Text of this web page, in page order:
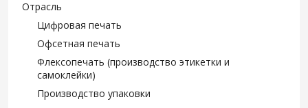
Отрасль
Цифровая печать
Офсетная печать
Флексопечать (производство этикетки и
самоклейки)
Производство упаковки